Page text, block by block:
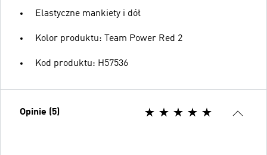
Elastyczne mankiety i dół
Kolor produktu: Team Power Red 2
Kod produktu: H57536
Opinie (5)